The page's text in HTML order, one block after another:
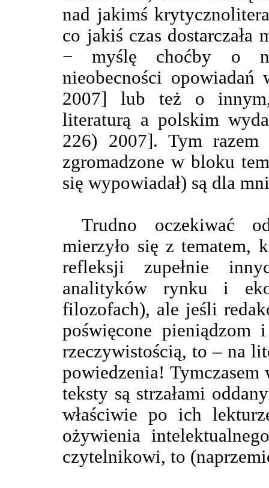
nad jakimś
co jakiś czas dostarczała
− myślę choćby o
nieobecności
2007] lub też o
literaturą a polskim
226) 2007]. Tym razem
zgromadzone w bloku
się wypowiadał) są dla
Trudno oczekiwać
mierzyło się z tematem,
refleksji zupełnie
analityków rynku i
filozofach), ale jeśli
poświęcone pieniądzom
rzeczywistością, to – na
powiedzenia!
teksty są strzałami
właściwie po ich
ożywienia
czytelnikowi, to